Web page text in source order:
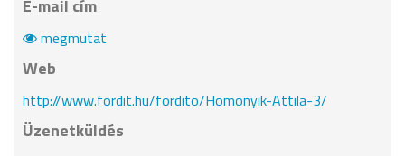
E-mail cím
megmutat
Web
http://www.fordit.hu/fordito/Homonyik-Attila-3/
Üzenetküldés